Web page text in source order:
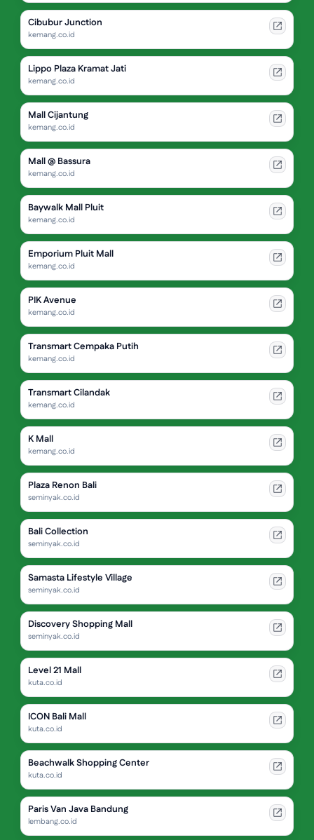
Cibubur Junction
kemang.co.id
Lippo Plaza Kramat Jati
kemang.co.id
Mall Cijantung
kemang.co.id
Mall @ Bassura
kemang.co.id
Baywalk Mall Pluit
kemang.co.id
Emporium Pluit Mall
kemang.co.id
PIK Avenue
kemang.co.id
Transmart Cempaka Putih
kemang.co.id
Transmart Cilandak
kemang.co.id
K Mall
kemang.co.id
Plaza Renon Bali
seminyak.co.id
Bali Collection
seminyak.co.id
Samasta Lifestyle Village
seminyak.co.id
Discovery Shopping Mall
seminyak.co.id
Level 21 Mall
kuta.co.id
ICON Bali Mall
kuta.co.id
Beachwalk Shopping Center
kuta.co.id
Paris Van Java Bandung
lembang.co.id